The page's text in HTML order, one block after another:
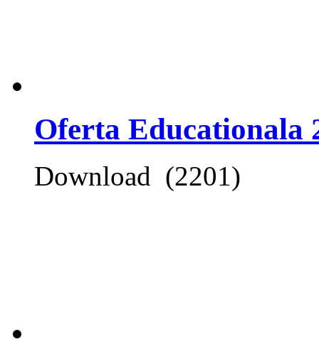
Oferta Educationala
Download (2201)